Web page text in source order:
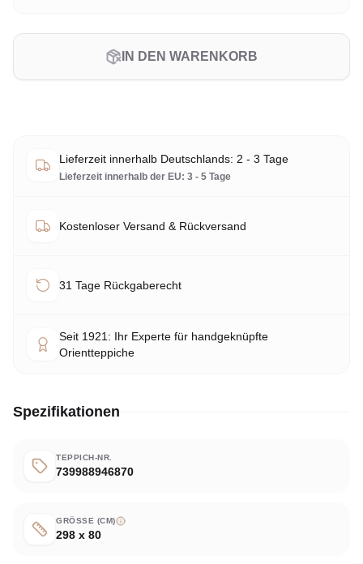
IN DEN WARENKORB
Lieferzeit innerhalb Deutschlands: 2 - 3 Tage
Lieferzeit innerhalb der EU: 3 - 5 Tage
Kostenloser Versand & Rückversand
31 Tage Rückgaberecht
Seit 1921: Ihr Experte für handgeknüpfte
Orientteppiche
Spezifikationen
TEPPICH-NR.
739988946870
GRÖSSE (CM)
298 x 80